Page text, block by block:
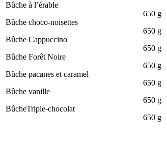
Bûche à l’érable
Bûche choco-noisettes
Bûche Cappuccino
Bûche Forêt Noire
Bûche pacanes et caramel
Bûche vanille
BûcheTriple-chocolat
650 g
650 g
650 g
650 g
650 g
650 g
650 g